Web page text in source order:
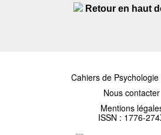
Retour en haut
Cahiers de Psychologie
Nous contacter
Mentions
ISSN : 1776-